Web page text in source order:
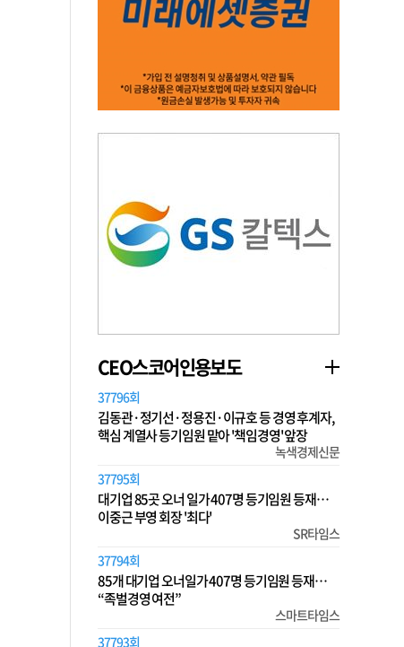
CEO스코어인용보도
37796회
김동관·정기선·정용진·이규호 등 경영 후계자,
핵심 계열사 등기임원 맡아 '책임경영' 앞장
녹색경제신문
37795회
대기업 85곳 오너 일가 407명 등기임원 등재…
이중근 부영 회장 '최다'
SR타임스
37794회
85개 대기업 오너일가 407명 등기임원 등재…
“족벌경영 여전”
스마트타임스
37793회